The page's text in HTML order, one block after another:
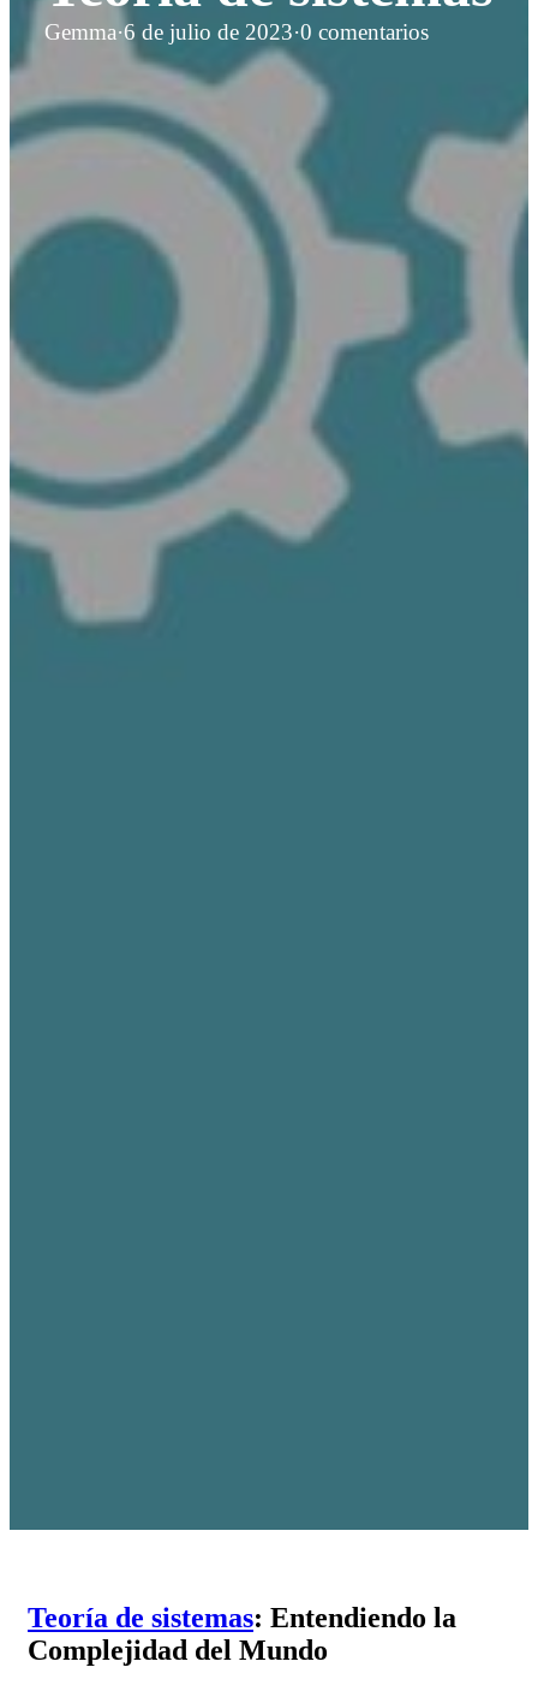
Gemma·6 de julio de 2023·0 comentarios
Teoría de sistemas: Entendiendo la
Complejidad del Mundo